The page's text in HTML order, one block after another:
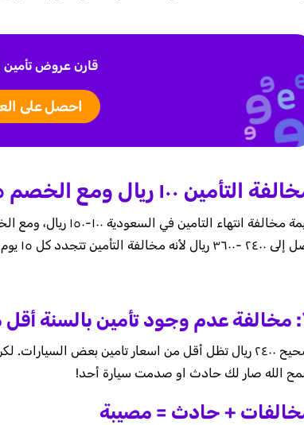
قارن عروض تأمين
احصل على
التأمين ١٠٠ ريال ومع الخصم ٧٥، لكنها تنزل كل ١٥ يوم
ريال لأنه مخالفة التأمين تتجدد كل ١٥ يوم.
مخالفة عدم وجود تأمين بالسنة أقل
صحيح ٢٤٠٠ ريال تظل أقل من اسعار تامين بعض
الله صار لك حادث او صدمت سيارة أحد!
+ حادث = مصيبة